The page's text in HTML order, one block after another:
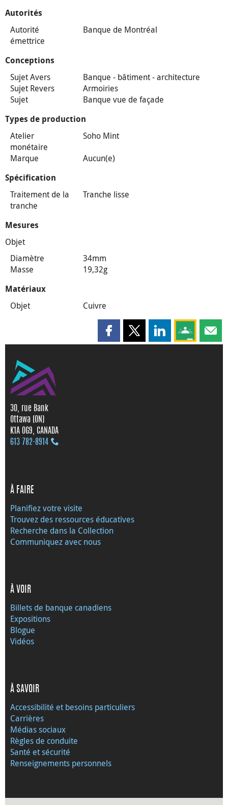
Autorités
Autorité
émettrice
Banque de Montréal
Conceptions
Sujet Avers
Banque - bâtiment - architecture
Sujet Revers
Armoiries
Sujet
Banque vue de façade
Types de production
Atelier
monétaire
Soho Mint
Marque
Aucun(e)
Spécification
Traitement de la
tranche
Tranche lisse
Mesures
Objet
Diamètre
34mm
Masse
19,32g
Matériaux
Objet Cuivre
Partager cette page sur
Partager cette page sur X
Partager cette
Partagez
30, rue Bank
Ottawa (ON)
K1A 0G9, CANADA
613 782‑8914
À FAIRE
Planifiez votre visite
Trouvez des ressources éducatives
Recherche dans la Collection
Communiquez avec nous
À VOIR
Billets de banque canadiens
Expositions
Blogue
Vidéos
À SAVOIR
Accessibilité et besoins particuliers
Carrières
Médias sociaux
Règles de conduite
Santé et sécurité
Renseignements personnels